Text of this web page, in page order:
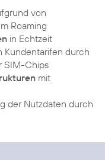
von
Roaming
in Echtzeit
Kundentarifen durch
SIM-Chips
mit
der Nutzdaten durch